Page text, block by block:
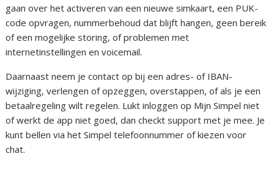
gaan over het activeren van een nieuwe simkaart, een PUK-
code opvragen, nummerbehoud dat blijft hangen, geen bereik
of een mogelijke storing, of problemen met
internetinstellingen en voicemail.
Daarnaast neem je contact op bij een adres- of IBAN-
wijziging, verlengen of opzeggen, overstappen, of als je een
betaalregeling wilt regelen. Lukt inloggen op Mijn Simpel niet
of werkt de app niet goed, dan checkt support met je mee. Je
kunt bellen via het Simpel telefoonnummer of kiezen voor
chat.